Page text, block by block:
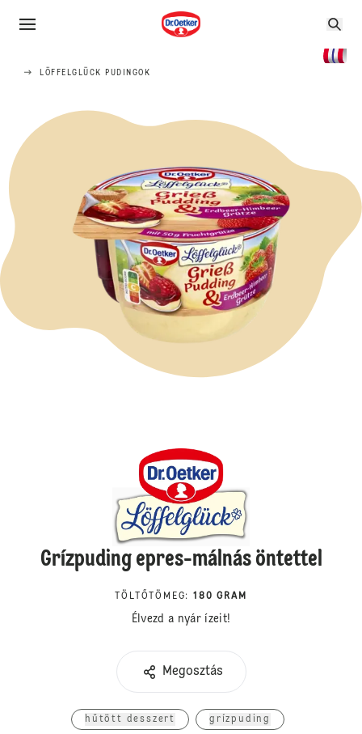
LÖFFELGLÜCK PUDINGOK
Grízpuding epres-málnás öntettel
TÖLTŐTÖMEG: 180 GRAM
Élvezd a nyár ízeit!
Megosztás
hűtött desszert grízpuding